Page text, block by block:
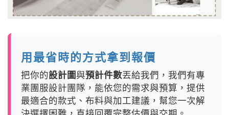
用最省時的方式拿到報價
把你的設計圖與預計件數丟給我們，我們有專
業團服設計團隊，能依您的需求與預算，提供
最適合的款式、布料與加工建議，幫您一次解